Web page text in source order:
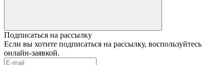
Подписаться на рассылку
Если вы хотите подписаться на рассылку, воспользуйтесь
онлайн-заявкой.